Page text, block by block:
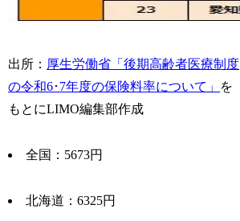
出所： 厚生労働省「後期高齢者医療制度
の令和6･7年度の保険料率について」
を
もとにLIMO編集部作成
全国：5673円
北海道：6325円